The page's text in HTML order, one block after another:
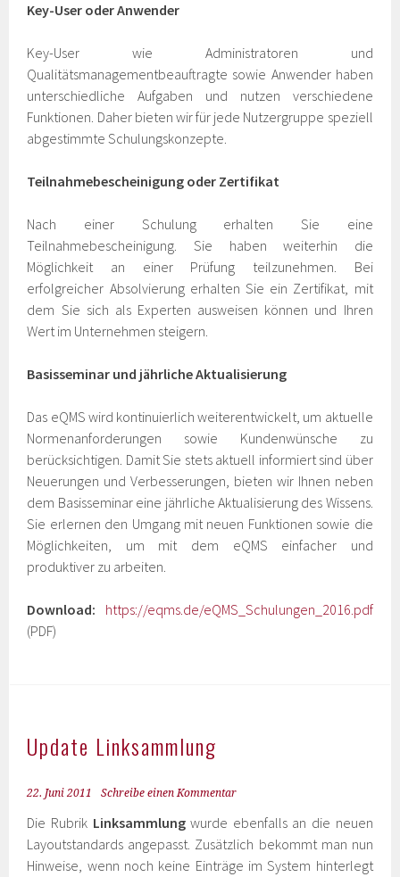
Key-User oder Anwender
Key-User wie Administratoren und
Qualitätsmanagementbeauftragte sowie Anwender haben
unterschiedliche Aufgaben und nutzen verschiedene
Funktionen. Daher bieten wir für jede Nutzergruppe speziell
abgestimmte Schulungskonzepte.
Teilnahmebescheinigung oder Zertifikat
Nach einer Schulung erhalten Sie eine
Teilnahmebescheinigung. Sie haben weiterhin die
Möglichkeit an einer Prüfung teilzunehmen. Bei
erfolgreicher Absolvierung erhalten Sie ein Zertifikat, mit
dem Sie sich als Experten ausweisen können und Ihren
Wert im Unternehmen steigern.
Basisseminar und jährliche Aktualisierung
Das eQMS wird kontinuierlich weiterentwickelt, um aktuelle
Normenanforderungen sowie Kundenwünsche zu
berücksichtigen. Damit Sie stets aktuell informiert sind über
Neuerungen und Verbesserungen, bieten wir Ihnen neben
dem Basisseminar eine jährliche Aktualisierung des Wissens.
Sie erlernen den Umgang mit neuen Funktionen sowie die
Möglichkeiten, um mit dem eQMS einfacher und
produktiver zu arbeiten.
Download: https://eqms.de/eQMS_Schulungen_2016.pdf
(PDF)
Update Linksammlung
22. Juni 2011 Schreibe einen Kommentar
Die Rubrik Linksammlungwurde ebenfalls an die neuen
Layoutstandards angepasst. Zusätzlich bekommt man nun
Hinweise, wenn noch keine Einträge im System hinterlegt